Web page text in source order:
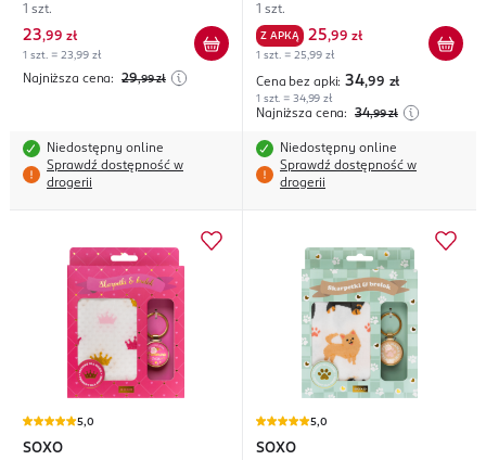
mądry a do tego skromny, rozm.
1 szt.
23,99 zł
1 szt. = 23,99 zł
Najniższa cena: 29,99 zł
Niedostępny online
Sprawdź dostępność w
drogerii
1 szt.
Z APKĄ 25,99 zł
1 szt. = 25,99 zł
Cena bez apki: 34,99 zł
1 szt. = 34,99 zł
Najniższa cena: 34,99 zł
Niedostępny online
Sprawdź dostępność w
drogerii
5,0
SOXO
5,0
SOXO